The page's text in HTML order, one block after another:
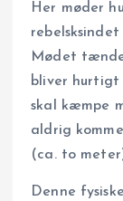
Her møder
Mødet
bliver hurtigt
skal kæmpe
aldrig
(ca. to
Denne